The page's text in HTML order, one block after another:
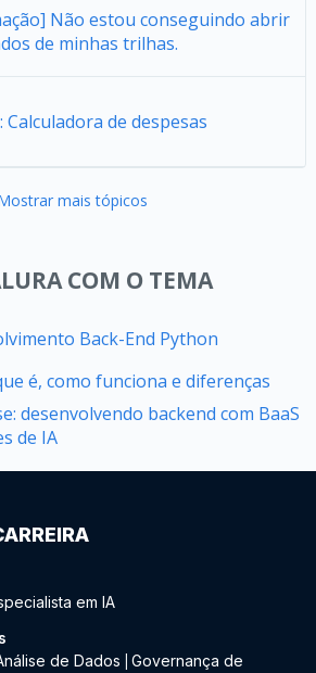
Não estou conseguindo abrir
de minhas trilhas.
Calculadora de despesas
mais tópicos
COM O TEMA
Back-End Python
é, como funciona e diferenças
desenvolvendo backend com BaaS
de IA
em IA
de Dados
Governança de